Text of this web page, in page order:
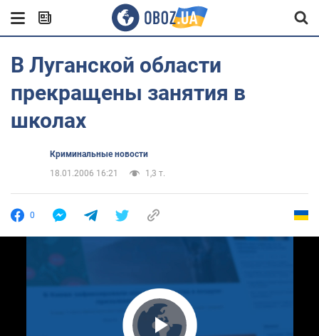
В Луганской области
прекращены занятия в
школах
Криминальные новости
18.01.2006 16:21
1,3 т.
0